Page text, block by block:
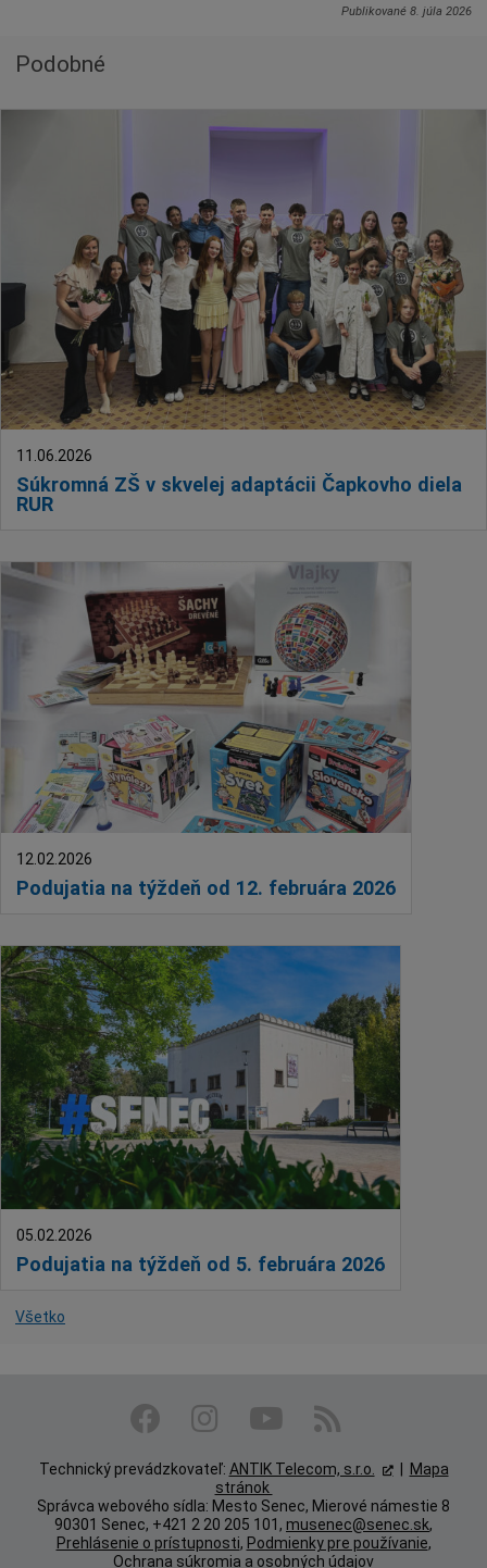
Publikované 8. júla 2026
Podobné
Súkromná ZŠ v skvelej adaptácii Čapkovho diela
RUR
11.06.2026
Podujatia na týždeň od 12. februára 2026
12.02.2026
Podujatia na týždeň od 5. februára 2026
05.02.2026
Všetko
Technický prevádzkovateľ: ANTIK Telecom, s.r.o. |
Mapa
stránok
Správca webového sídla: Mesto Senec, Mierové námestie 8
90301 Senec, +421 2 20 205 101, musenec@senec.sk,
Prehlásenie o prístupnosti, Podmienky pre používanie,
Ochrana súkromia a osobných údajov